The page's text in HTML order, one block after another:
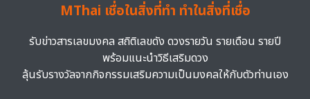
MThai เชื่อในสิ่งที่ทำ ทำในสิ่งที่เชื่อ
รับข่าวสารเลขมงคล สถิติเลขดัง ดวงรายวัน รายเดือน รายปี
พร้อมแนะนำวิธีเสริมดวง
ลุ้นรับรางวัลจากกิจกรรมเสริมความเป็นมงคลให้กับตัวท่านเอง